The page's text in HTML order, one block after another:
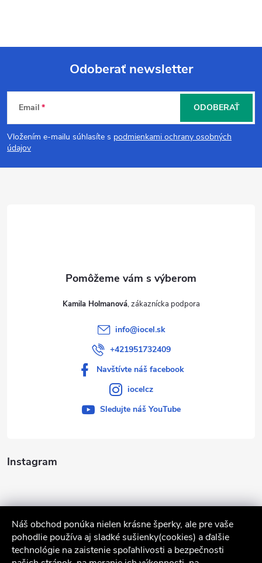
Náš obchod ponúka nielen krásne šperky, ale pre vaše
pohodlie používa aj sladké sušienky(cookies) a ďalšie
technológie na zaistenie spoľahlivosti a bezpečnosti
Z
á
p
Odoberať newsletter
Email
Vložením e-mailu súhlasíte s podmienkami ochrany osobných
údajov
ODOBERAŤ
Instagram
Kamila Holmanová
info@iocel.sk
+421951732409
Navštívte náš facebook
iocelcz
Sledujte náš YouTube